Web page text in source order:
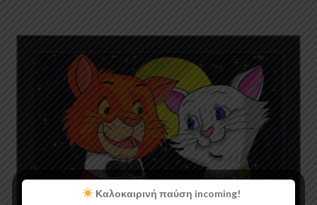
30.00€
Καλοκαιρινή παύση incoming!